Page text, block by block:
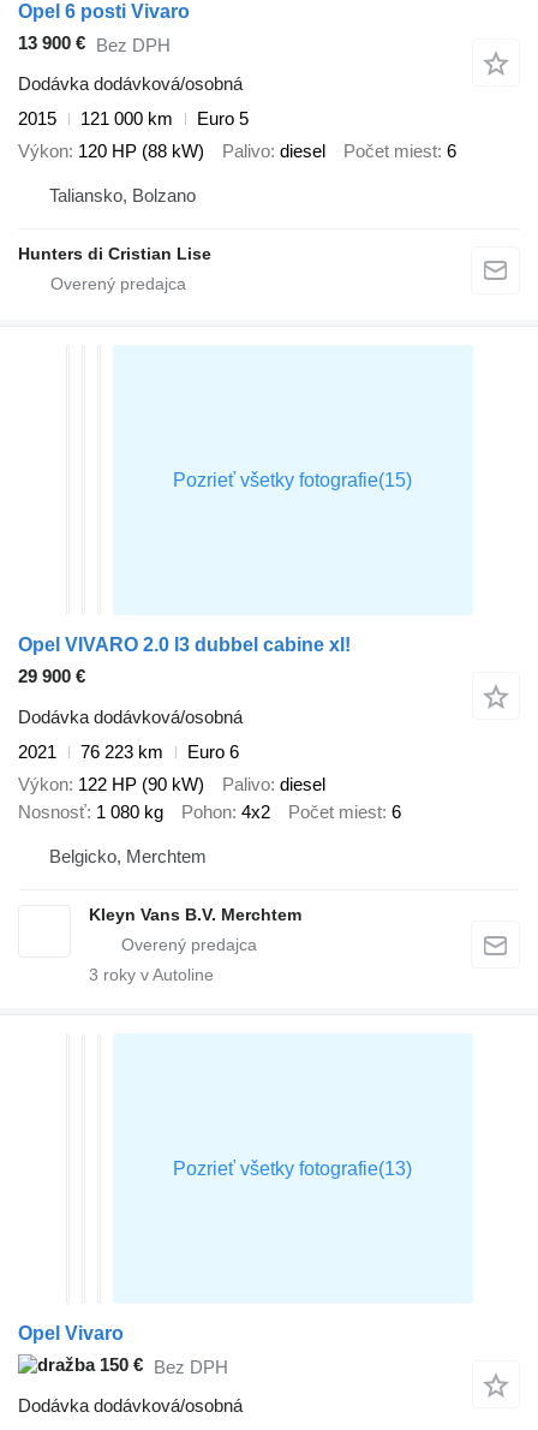
Opel 6 posti Vivaro
13 900 € Bez DPH
Dodávka dodávková/osobná
2015
121 000 km
Euro 5
Výkon 120 HP (88 kW) Palivo diesel Počet miest 6
Taliansko, Bolzano
Hunters di Cristian Lise
Opel VIVARO 2.0 l3 dubbel cabine xl!
29 900 €
Dodávka dodávková/osobná
2021
76 223 km
Euro 6
Výkon 122 HP (90 kW) Palivo diesel
Nosnosť 1 080 kg Pohon 4x2 Počet miest 6
Belgicko, Merchtem
Kleyn Vans B.V. Merchtem
3 roky v Autoline
Opel Vivaro
150 € Bez DPH
Dodávka dodávková/osobná